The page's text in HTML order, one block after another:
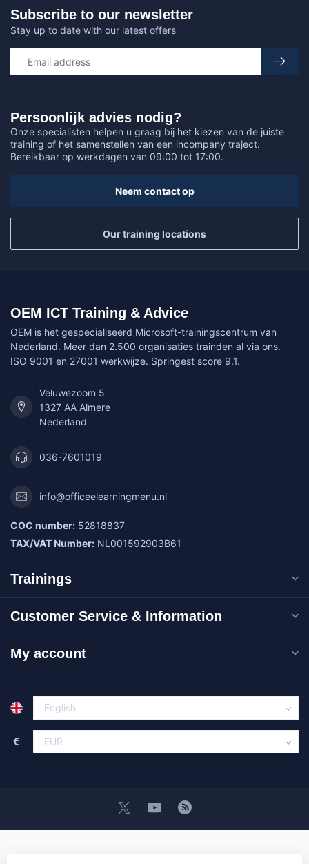
Persoonlijk advies nodig?
Onze specialisten helpen u graag bij het kiezen van de juiste
training of het samenstellen van een incompany traject.
Bereikbaar op werkdagen van 09:00 tot 17:00.
Neem contact op
Our training locations
Subscribe to our newsletter
Stay up to date with our latest offers
OEM ICT Training & Advice
OEM is het gespecialiseerd Microsoft-trainingscentrum van
Nederland. Meer dan 2.500 organisaties trainden al via ons.
ISO 9001 en 27001 werkwijze. Springest score 9,1.
Veluwezoom 5
1327 AA Almere
Nederland
036-7601019
info@officeelearningmenu.nl
COC number: 52818837
TAX/VAT Number: NL001592903B61
Trainings
Customer Service & Information
My account
€